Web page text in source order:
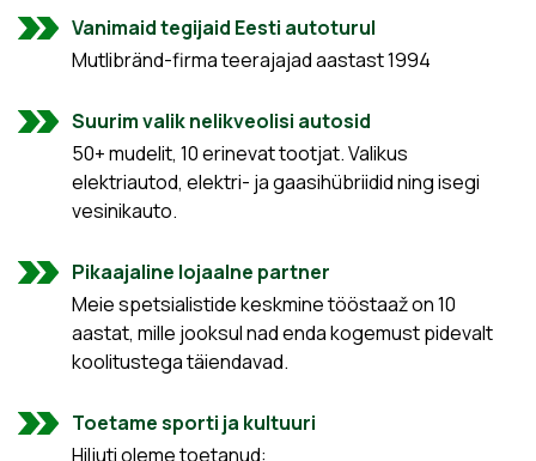
Vanimaid tegijaid Eesti autoturul
Mutlibränd-firma teerajajad aastast 1994
Suurim valik nelikveolisi autosid
50+ mudelit, 10 erinevat tootjat. Valikus
elektriautod, elektri- ja gaasihübriidid ning isegi
vesinikauto.
Pikaajaline lojaalne partner
Meie spetsialistide keskmine tööstaaž on 10
aastat, mille jooksul nad enda kogemust pidevalt
koolitustega täiendavad.
Toetame sporti ja kultuuri
Hiljuti oleme toetanud: